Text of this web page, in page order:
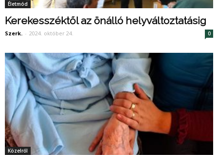
Életmód
Kerekesszéktől az önálló helyváltoztatásig
Szerk. - 2024. október 24. 0
Közelről